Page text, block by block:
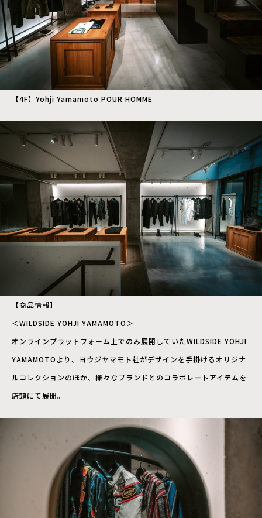
【4F】Yohji Yamamoto POUR HOMME
【商品情報】
＜WILDSIDE YOHJI YAMAMOTO＞
オンラインプラットフォーム上でのみ展開していたWILDSIDE YOHJI
YAMAMOTOより、ヨウジヤマモト社がデザインを手掛けるオリジナ
ルコレクションのほか、様々なブランドとのコラボレートアイテムを
店頭にて展開。